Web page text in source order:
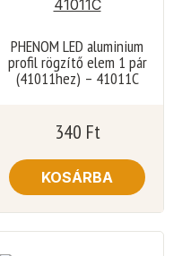
PHENOM LED aluminium
profil rögzítő elem 1 pár
(41011hez) – 41011C
340 Ft
KOSÁRBA